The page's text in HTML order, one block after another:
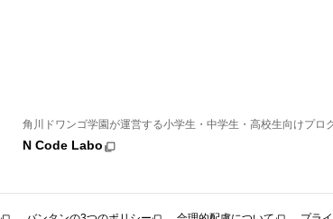
角川ドワンゴ学園が運営する小学生・中学生・高校生向けプロ
N Code Labo